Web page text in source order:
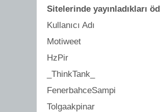
Sitelerinde yayınladıkları
Kullanıcı Adı
Motiweet
HzPir
_ThinkTank_
Tolgaakpinar